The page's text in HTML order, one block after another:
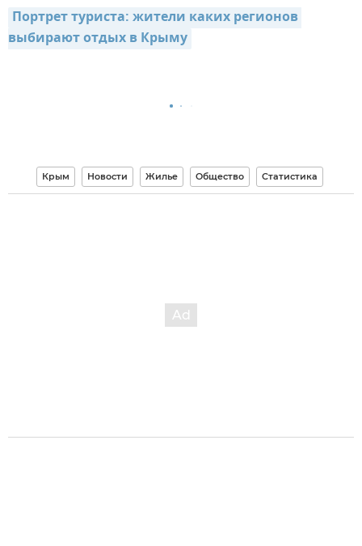
Портрет туриста: жители каких регионов
выбирают отдых в Крыму
Крым Новости Жилье Общество Статистика